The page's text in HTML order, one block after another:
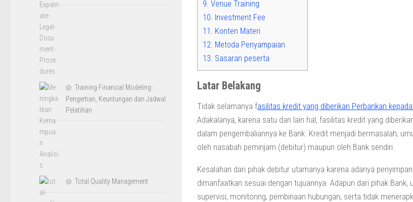
9. Venue Training
10. Investment Fee
11. Konten Materi
12. Metoda Penyampaian
13. Sasaran peserta
Latar Belakang
Tidak selamanya fasilitas kredit yang diberikan Perbankan
Adakalanya, karena satu dan lain hal, fasilitas kredit yang
dalam pengembaliannya ke Bank. Kredit menjadi bermasalah,
oleh nasabah peminjam (debitur) maupun oleh Bank sendiri.
Kesalahan dari pihak debitur utamanya karena adanya
dimanfaatkan sesuai dengan tujuannya. Adapun dari pihak
supervisi, monitoring, pembinaan hubungan, serta tidak
Training Financial Modeling :
Pengertian, Keuntungan dan Jadwal
Pelatihan
Total Quality Management